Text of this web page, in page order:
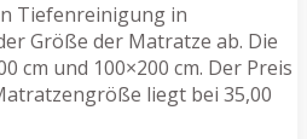
Tiefenreinigung in
Größe der Matratze ab. Die
cm und 100×200 cm. Der Preis
liegt bei 35,00